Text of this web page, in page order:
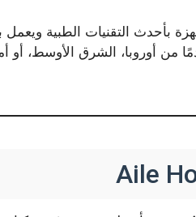
بأحدث التقنيات الطبية
من أوروبا، الشرق الأوسط، أو
Aile